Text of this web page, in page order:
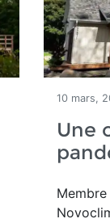
10 mars,
Une